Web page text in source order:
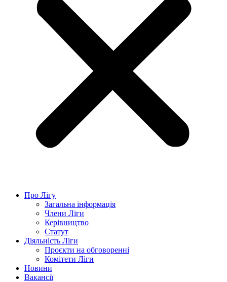
Про Лігу
Загальна інформація
Члени Ліги
Керівництво
Статут
Діяльність Ліги
Проєкти на обговоренні
Комітети Ліги
Новини
Вакансії